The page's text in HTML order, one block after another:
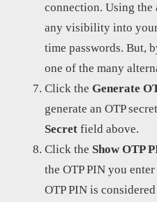
connection. Using the
any visibility into
time passwords. But,
one of the many
Click the Generate
generate an OTP
Secret field above.
Click the Show OTP
the OTP PIN you
OTP PIN is